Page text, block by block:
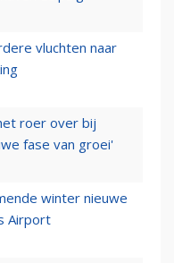
vluchten naar
roer over bij
fase van groei'
winter nieuwe
Airport